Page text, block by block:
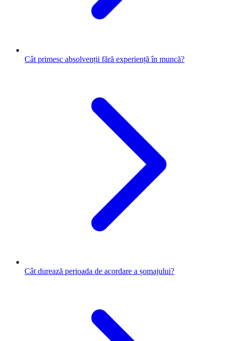
Cât primesc absolvenții fără experiență în muncă?
Cât durează perioada de acordare a șomajului?